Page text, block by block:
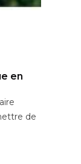
en
de